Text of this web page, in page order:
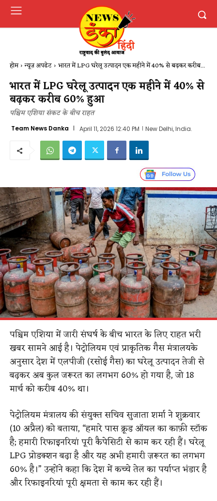
होम न्यूज़ अपडेट भारत में LPG घरेलू उत्पादन एक महीने में 40% से बढ़कर करीब...
भारत में LPG घरेलू उत्पादन एक महीने में 40% से
बढ़कर करीब 60% हुआ
पश्चिम एशिया संकट के बीच राहत
Team News Danka April 11, 2026 12:40 PM New Delhi, India.
पश्चिम एशिया में जारी संघर्ष के बीच भारत के लिए राहत भरी
खबर सामने आई है। पेट्रोलियम एवं प्राकृतिक गैस मंत्रालयके
अनुसार देश में एलपीजी (रसोई गैस) का घरेलू उत्पादन तेजी से
बढ़कर अब कुल जरूरत का लगभग 60% हो गया है, जो 18
मार्च को करीब 40% था।
पेट्रोलियम मंत्रालय की संयुक्त सचिव सुजाता शर्मा ने शुक्रवार
(10 अप्रैल) को बताया, “हमारे पास क्रूड ऑयल का काफ़ी स्टॉक
है; हमारी रिफाइनरियां पूरी कैपेसिटी से काम कर रही हैं। घरेलू
LPG प्रोडक्शन बढ़ा है और यह अभी हमारी ज़रूरत का लगभग
60% है।” उन्होंने कहा कि देश में कच्चे तेल का पर्याप्त भंडार है
और रिफाइनरियां पूरी क्षमता से काम कर रही हैं।